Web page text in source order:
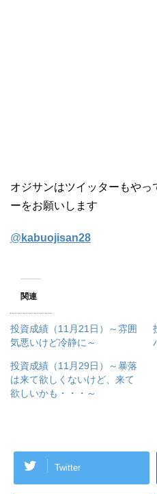
オジサンはツイッターもやっ
ーをお願いします
@ kabuojisan28
関連
投資成績（11月21日）～雰囲
気悪いけど冷静に～
投資成績（11月29日）～暴落
は来て欲しくないけど、来て
欲しいかも・・・～
Twitter